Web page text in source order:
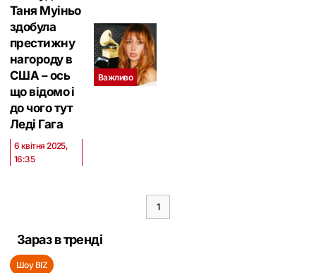
Важливо
Таня Муіньо
здобула
престижну
нагороду в
США – ось
що відомо і
до чого тут
Леді Гага
6 квітня 2025,
16:35
1
Зараз в тренді
Шоу BIZ